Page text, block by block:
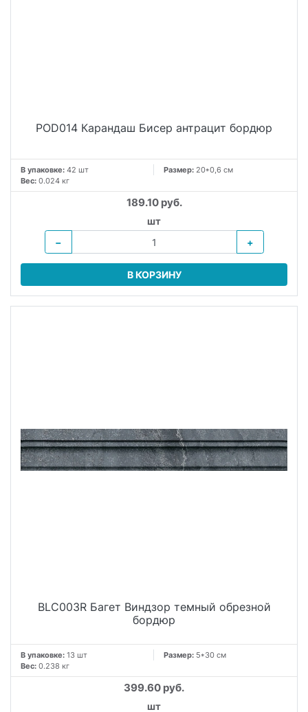
POD014 Карандаш Бисер антрацит бордюр
В упаковке: 42 шт Размер: 20*0,6 см
Вес: 0.024 кг
189.10 руб.
шт
−
+
В КОРЗИНУ
BLC003R Багет Виндзор темный обрезной
бордюр
В упаковке: 13 шт Размер: 5*30 см
Вес: 0.238 кг
399.60 руб.
шт